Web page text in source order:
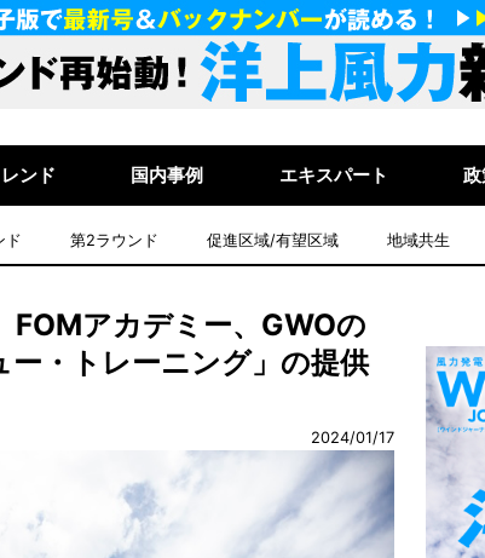
ンド 国内事例 エキスパート
ド 第2ラウンド 促進区域/有望区域 地域共生
FOMアカデミー、GWOの
ー・トレーニング」の提供
2024/01/17